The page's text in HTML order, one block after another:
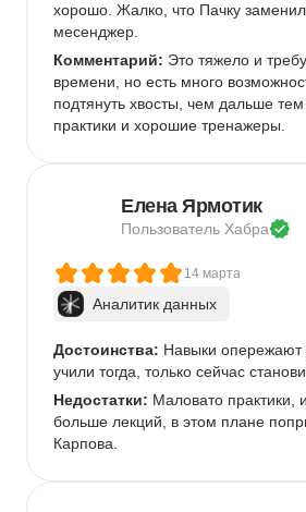
хорошо. Жалко, что Пачку
месенджер.
Комментарий: Это тяжело и
времени, но есть много
подтянуть хвосты, чем дальше
практики и хорошие тренажеры.
Елена Ярмотик
Пользователь Хабра
14 марта
Аналитик данных
Достоинства: Навыки опережают
учили тогда, только сейчас
Недостатки: Маловато практики,
больше лекций, в этом плане
Карпова.